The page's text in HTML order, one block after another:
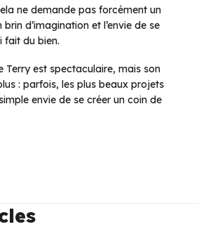
ne demande pas forcément un
d’imagination et l’envie de se
fait du bien.
Terry est spectaculaire, mais son
: parfois, les plus beaux projets
envie de se créer un coin de